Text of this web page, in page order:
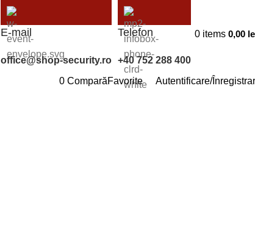
E-mail
office@shop-security.ro
Telefon
+40 752 288 400
0 items 0,00
0 ComparăFavorite
Autentificare/